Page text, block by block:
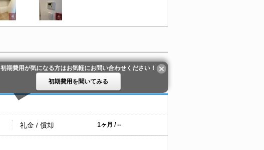
初期費用が気になる方はお気軽にお問い合わせください！
初期費用を聞いてみる
礼金 / 償却 1ヶ月 / --